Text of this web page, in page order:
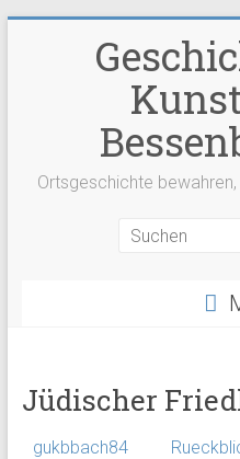
Ortsgeschichte
Jüdischer
gukbbach84